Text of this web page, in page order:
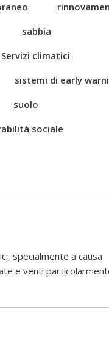
sabbia
Servizi climatici
sistemi di early
suolo
sociale
specialmente a causa
e venti